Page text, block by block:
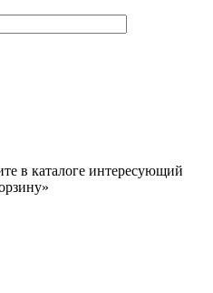
в каталоге интересующий